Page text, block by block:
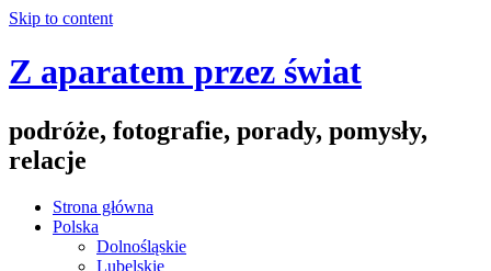
Skip to content
Z aparatem przez świat
podróże, fotografie, porady, pomysły,
relacje
Strona główna
Polska
Dolnośląskie
Lubelskie